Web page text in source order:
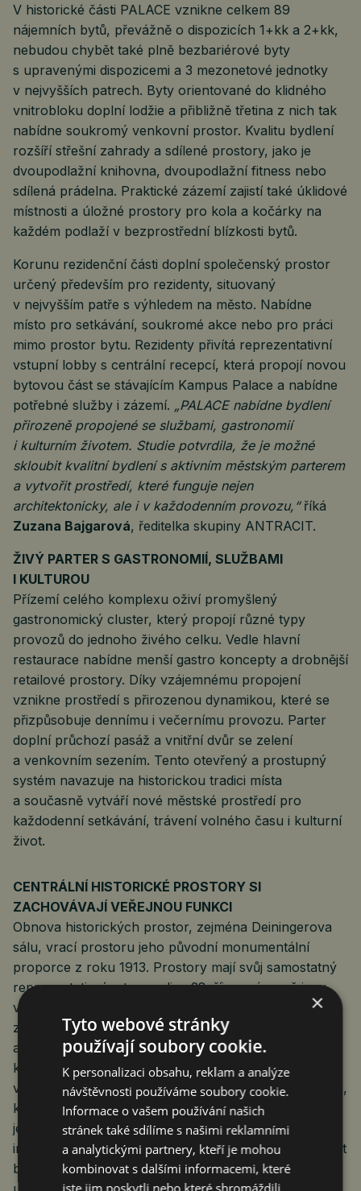
V historické části PALACE vznikne celkem 89
nájemních bytů, převážně o dispozicích 1+kk a 2+kk,
nebudou chybět také plně bezbariérové byty
s upravenými dispozicemi a 3 mezonetové jednotky
v nejvyšších patrech. Byty orientované do klidného
vnitrobloku doplní lodžie a přibližně třetina z nich tak
nabídne soukromý venkovní prostor. Kvalitu bydlení
rozšíří střešní zahrady a sdílené prostory, jako je
dvoupodlažní knihovna, dvoupodlažní fitness nebo
sdílená prádelna. Praktické zázemí zajistí také úklidové
místnosti a úložné prostory pro kola a kočárky na
každém podlaží v bezprostřední blízkosti bytů.
Korunu rezidenční části doplní společenský prostor
určený především pro rezidenty, situovaný
v nejvyšším patře s výhledem na město. Nabídne
místo pro setkávání, soukromé akce nebo pro práci
mimo prostor bytu. Rezidenty přivítá reprezentativní
vstupní lobby s centrální recepcí, která propojí novou
bytovou část se stávajícím Kampus Palace a nabídne
potřebné služby i zázemí. „PALACE nabídne bydlení
přirozeně propojené se službami, gastronomií
i kulturním životem. Studie potvrdila, že je možné
skloubit kvalitní bydlení s aktivním městským parterem
a vytvořit prostředí, které funguje nejen
architektonicky, ale i v každodenním provozu,“říká
Zuzana Bajgarová, ředitelka skupiny ANTRACIT.
ŽIVÝ PARTER S GASTRONOMIÍ, SLUŽBAMI
I KULTUROU
Přízemí celého komplexu oživí promyšlený
gastronomický cluster, který propojí různé typy
provozů do jednoho živého celku. Vedle hlavní
restaurace nabídne menší gastro koncepty a drobnější
retailové prostory. Díky vzájemnému propojení
vznikne prostředí s přirozenou dynamikou, které se
přizpůsobuje dennímu i večernímu provozu. Parter
doplní průchozí pasáž a vnitřní dvůr se zelení
a venkovním sezením. Tento otevřený a prostupný
systém navazuje na historickou tradici místa
a současně vytváří nové městské prostředí pro
každodenní setkávání, trávení volného času i kulturní
život.
CENTRÁLNÍ HISTORICKÉ PROSTORY SI
ZACHOVÁVAJÍ VEŘEJNOU FUNKCI
Obnova historických prostor, zejména Deiningerova
sálu, vrací prostoru jeho původní monumentální
proporce z roku 1913. Prostory mají svůj samostatný
reprezentativní vstup z ulice 28. října, zároveň jsou
vnitřně propojeny pasáží s gastro zónou. Toto řešení
zajistí špičkové zázemí pro široké spektrum akcí
a posiluje vzájemnou synergii jednotlivých částí
komplexu. Promyšlené dispozice umožní flexibilní
využití sálů (foyer, hlavní sál a denní společenský sál),
které lze akusticky oddělit nebo naopak propojit do
jednoho celku; do prostoru byl navíc znovu
integrován historický světlík. Sály tak mohou fungovat
buď jako jeden otevřený celek pro velké společenské
×
Tyto webové stránky
používají soubory cookie.
K personalizaci obsahu, reklam a analýze
návštěvnosti používáme soubory cookie.
Informace o vašem používání našich
stránek také sdílíme s našimi reklamními
a analytickými partnery, kteří je mohou
kombinovat s dalšími informacemi, které
jste jim poskytli nebo které shromáždili